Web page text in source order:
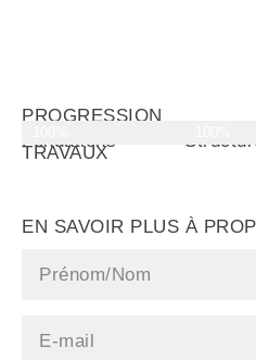
PROGRESSION
TRAVAUX
Fondations
EN SAVOIR PLUS À